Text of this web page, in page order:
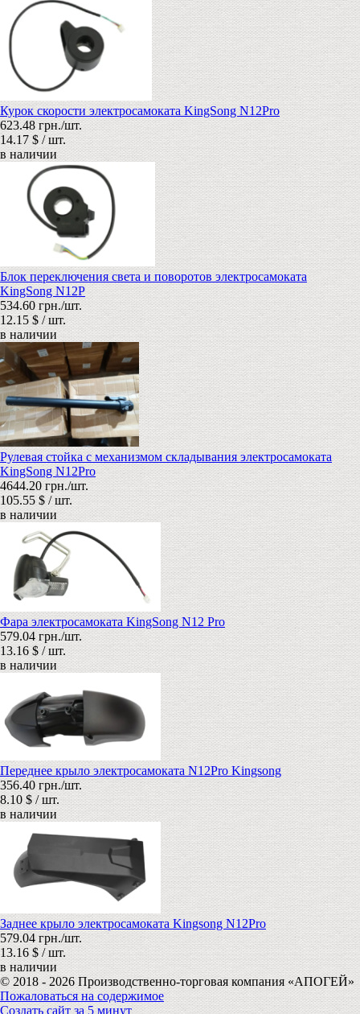
Курок скорости электросамоката KingSong N12Pro
623.48 грн./шт.
14.17 $ / шт.
в наличии
Блок переключения света и поворотов электросамоката
KingSong N12P
534.60 грн./шт.
12.15 $ / шт.
в наличии
Рулевая стойка с механизмом складывания электросамоката
KingSong N12Pro
4644.20 грн./шт.
105.55 $ / шт.
в наличии
Фара электросамоката KingSong N12 Pro
579.04 грн./шт.
13.16 $ / шт.
в наличии
Переднее крыло электросамоката N12Pro Kingsong
356.40 грн./шт.
8.10 $ / шт.
в наличии
Заднее крыло электросамоката Kingsong N12Pro
579.04 грн./шт.
13.16 $ / шт.
в наличии
© 2018 - 2026 Производственно-торговая компания «АПОГЕЙ»
Пожаловаться на содержимое
Создать сайт за 5 минут